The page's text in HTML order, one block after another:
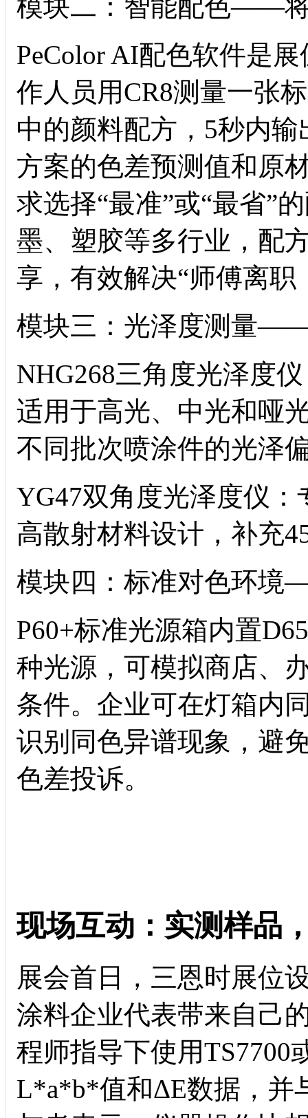
模块二：智能配色——
PeColor AI配色软件是
作人员用CR8测量一张
中的颜料配方，5秒内
方案的色差预测值和原
求选择“最准”或“最省”
墨、塑胶等多行业，配
享，有效解决“师傅离职
模块三：光泽度测量
NHG268三角度光泽度
适用于高光、中光和哑
不同批次喷涂件的光泽
YG47双角度光泽度仪
高散射材料设计，补充
模块四：标准对色环境
P60+标准光源箱内置
种光源，可模拟商店、
条件。企业可在灯箱内
识别同色异谱现象，避
色差投诉。
现场互动：实测样品
展会首日，三恩时展位
涂料企业代表带来自己
程师指导下使用TS7700
L*a*b*值和ΔE数据，并